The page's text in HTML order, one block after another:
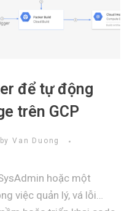
để tự động
trên GCP
by Van Duong
hoặc một
việc quản lý, vá lỗi